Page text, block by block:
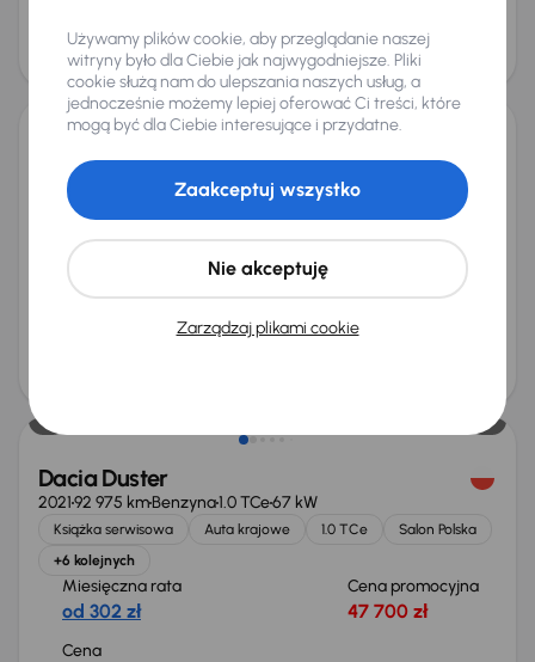
Cena
103 000 zł
Możliwość odliczenia VAT
Dacia Duster
2023 Diesel1.5 Blue dCi85 kW
Od pierwszego właściciela
Salon Polska
+6 kolejnych
od 351 zł 56 000 zł
Najniższa cena z 30 dni przed
Cena po obniżce
Dacia Duster
202192 975 kmBenzyna1.0 TCe67 kW
Książka serwisowa Auta krajowe 1.0 TCe
Salon Polska
+6 kolejnych
Miesięczna rata
od 302 zł
Cena promocyjna
47 700 zł
Cena
Używamy plików cookie, aby przeglądanie naszej
witryny było dla Ciebie jak najwygodniejsze. Pliki
cookie służą nam do ulepszania naszych usług, a
jednocześnie możemy lepiej oferować Ci treści, które
mogą być dla Ciebie interesujące i przydatne.
Zarządzaj plikami cookie
Nie akceptuję
Zaakceptuj wszystko